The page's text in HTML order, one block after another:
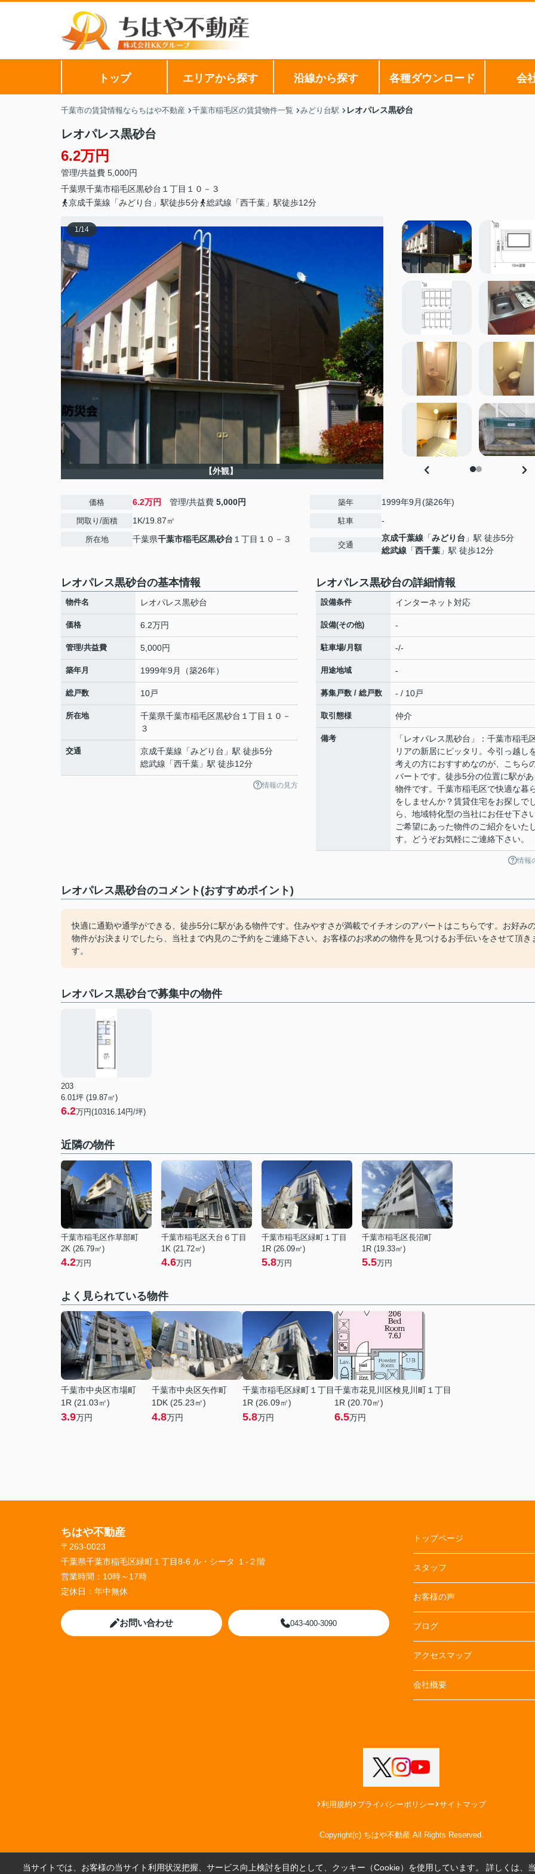
トップ エリアから探す 沿線から探す 各種ダウンロード 会
千葉市の賃貸情報ならちはや不動産 千葉市稲毛区の賃貸物件一覧 みどり台駅 レオパレス黒砂台
レオパレス黒砂台
6.2万円
管理/共益費 5,000円
千葉県千葉市稲毛区黒砂台 １丁目１０－３
京成千葉線「みどり台」駅徒歩5分
総武線「西千葉」駅徒歩12分
1/14
【外観】
価格 6.2万円 管理/共益費 5,000円
間取り/面積 1K/19.87㎡
所在地 千葉県千葉市稲毛区黒砂台 １丁目１０－３
築年 1999年9月(築26年)
駐車 -
交通
京成千葉線 「みどり台 」駅 徒歩5分
総武線 「西千葉 」駅 徒歩12分
レオパレス黒砂台の基本情報
物件名 レオパレス黒砂台
価格 6.2万円
管理/共益費 5,000円
築年月 1999年9月（築26年）
総戸数 10戸
所在地 千葉県千葉市稲毛区黒砂台 １丁目１０－
３
交通 京成千葉線 「みどり台 」駅 徒歩5分
総武線 「西千葉 」駅 徒歩12分
情報の見方
レオパレス黒砂台の詳細情報
設備条件 インターネット対応
設備(その他) -
駐車場/月額 -/-
用途地域 -
募集戸数 / 総戸数 - / 10戸
取引態様 仲介
備考
「レオパレス黒砂台」：千葉市稲毛
リアの新居にピッタリ。今引っ越し
考えの方におすすめなのが、こちら
パートです。徒歩5分の位置に駅があ
物件です。千葉市稲毛区で快適な暮
をしませんか？賃貸住宅をお探しで
ら、地域特化型の当社にお任せ下さ
ご希望にあった物件のご紹介をいた
す。どうぞお気軽にご連絡下さい。
情報
レオパレス黒砂台のコメント(おすすめポイント)
快適に通勤や通学ができる、徒歩5分に駅がある物件です。住みやすさが満載でイチオシのアパートはこちらです。お好み
物件がお決まりでしたら、当社まで内見のご予約をご連絡下さい。お客様のお求めの物件を見つけるお手伝いをさせて頂き
す。
レオパレス黒砂台で募集中の物件
203
6.01坪 (19.87㎡)
6.2万円(10316.14円/坪)
近隣の物件
千葉市稲毛区作草部町
2K (26.79㎡)
4.2万円
千葉市稲毛区天台６丁目
1K (21.72㎡)
4.6万円
千葉市稲毛区緑町１丁目
1R (26.09㎡)
5.8万円
千葉市稲毛区長沼町
1R (19.33㎡)
5.5万円
よく見られている物件
千葉市中央区市場町
1R (21.03㎡)
3.9万円
千葉市中央区矢作町
1DK (25.23㎡)
4.8万円
千葉市稲毛区緑町１丁目
1R (26.09㎡)
5.8万円
千葉市花見川区検見川町１丁目
1R (20.70㎡)
6.5万円
ちはや不動産
〒263-0023
千葉県千葉市稲毛区緑町１丁目8-6 ル・シータ １-２階
営業時間： 10時～17時
定休日： 年中無休
お問い合わせ 043-400-3090
トップページ
スタッフ
お客様の声
ブログ
アクセスマップ
会社概要
利用規約 プライバシーポリシー サイトマップ
Copyright(c) ちはや不動産 All Rights Reserved.
当サイトでは、お客様の当サイト利用状況把握、サービス向上検討を目的として、クッキー（Cookie）を使用しています。 詳しくは、